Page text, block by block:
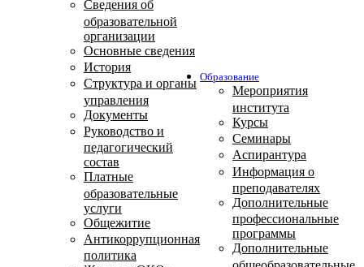
Сведения об
образовательной
организации
Основные сведения
История
Структура и органы
управления
Документы
Руководство и
педагогический
состав
Платные
образовательные
услуги
Общежитие
Антикоррупционная
политика
Образование
Мероприятия
института
Курсы
Семинары
Аспирантура
Информация о
преподавателях
Дополнительные
профессиональные
программы
Дополнительные